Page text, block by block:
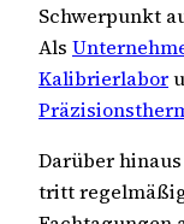
Schwerpunkt
Als
Kalibrierlabor
Darüber
tritt